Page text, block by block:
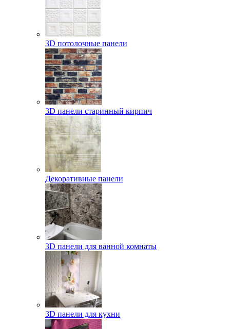
3D потолочные панели
3D панели старинный кирпич
Декоративные панели
3D панели для ванной комнаты
3D панели для кухни